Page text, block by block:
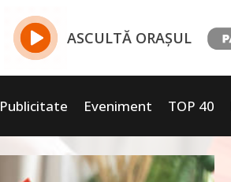
ASCULTĂ ORAȘUL
Publicitate Eveniment TOP 40